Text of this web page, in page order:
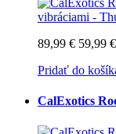
89,99 € 59,99 €
Pridať do
CalExotics